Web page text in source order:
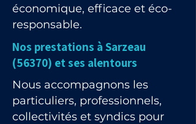
économique, efficace et éco-
responsable.
Nos prestations à Sarzeau
(56370) et ses alentours
Nous accompagnons les
particuliers, professionnels,
collectivités et syndics pour